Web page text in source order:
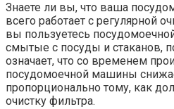
Знаете ли вы, что ваша
всего работает с регулярной
вы пользуетесь
смытые с посуды и стаканов,
означает, что со временем
посудомоечной машины
пропорционально тому, как
очистку фильтра.